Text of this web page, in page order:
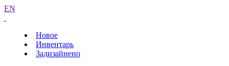
EN
Новое
Инвентарь
Задизайнено